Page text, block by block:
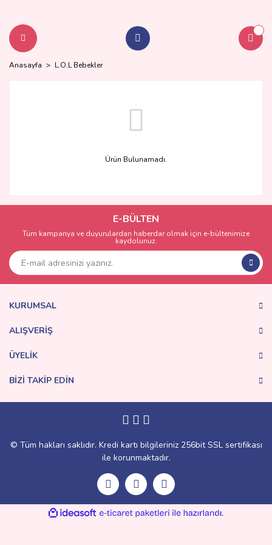
Anasayfa L.O.L Bebekler
Ürün Bulunamadı.
E-BÜLTEN
Tüm kampanya ve duyurulardan haberdar olmak için e-bültenimize
kaydolunuz.
KURUMSAL
ALIŞVERİŞ
ÜYELİK
BİZİ TAKİP EDİN
© Tüm hakları saklıdır. Kredi kartı bilgileriniz 256bit SSL sertifikası
ile korunmaktadır.
ideasoft
e-